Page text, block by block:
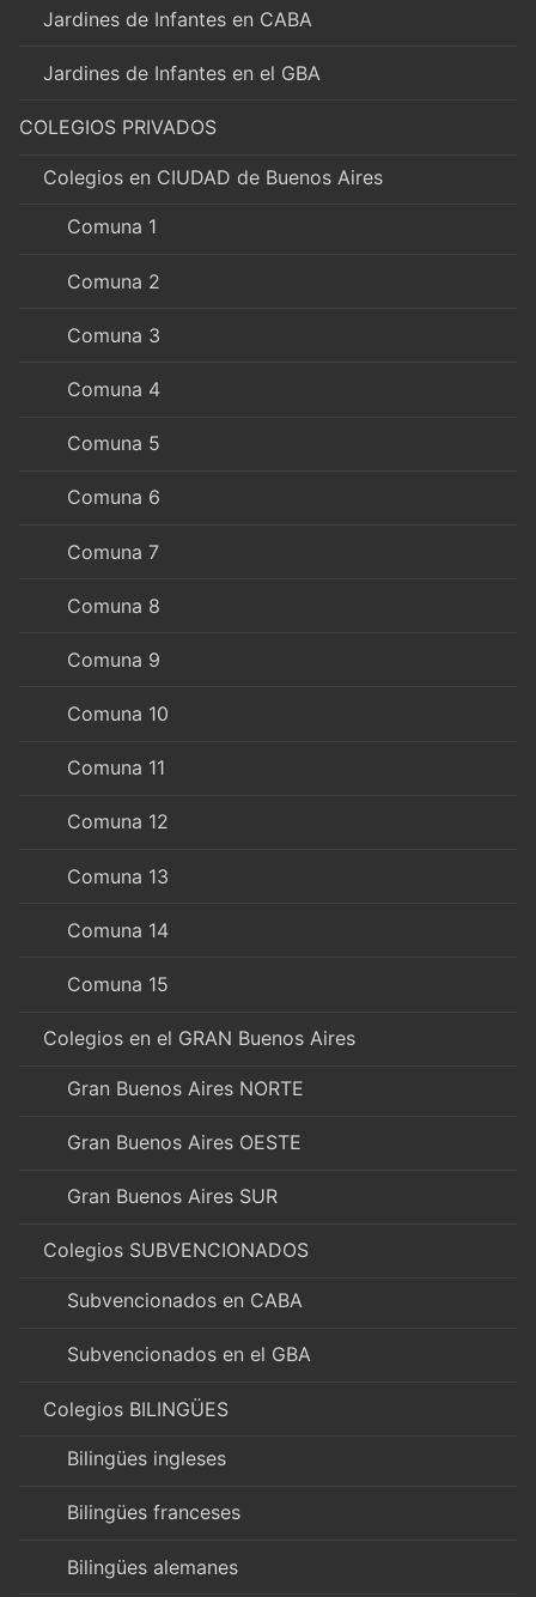
Jardines de Infantes en CABA
Jardines de Infantes en el GBA
COLEGIOS PRIVADOS
Colegios en CIUDAD de Buenos Aires
Comuna 1
Comuna 2
Comuna 3
Comuna 4
Comuna 5
Comuna 6
Comuna 7
Comuna 8
Comuna 9
Comuna 10
Comuna 11
Comuna 12
Comuna 13
Comuna 14
Comuna 15
Colegios en el GRAN Buenos Aires
Gran Buenos Aires NORTE
Gran Buenos Aires OESTE
Gran Buenos Aires SUR
Colegios SUBVENCIONADOS
Subvencionados en CABA
Subvencionados en el GBA
Colegios BILINGÜES
Bilingües ingleses
Bilingües franceses
Bilingües alemanes